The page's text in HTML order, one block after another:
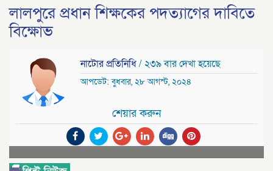
লালপুরে প্রধান শিক্ষকের পদত্যাগের দাবিতে
বিক্ষোভ
নাটোর প্রতিনিধি/ ২৩৯ বার দেখা হয়েছে
আপডেট: বুধবার, ২৮ আগস্ট, ২০২৪
শেয়ার করুন